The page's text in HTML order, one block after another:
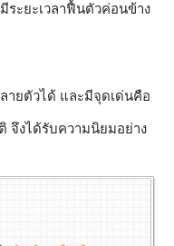
ระยะเวลาฟื้นตัวค่อนข้าง
ายตัวได้ และมีจุดเด่นคือ
จึงได้รับความนิยมอย่าง